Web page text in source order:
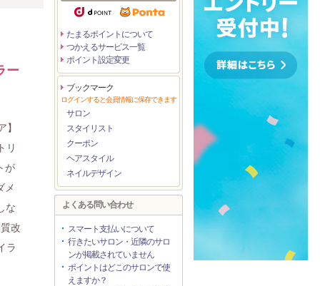
ー
リ
が
メ
な
改
ラ
たまるポイントについて
つかえるサービス一覧
ポイント設定変更
ブックマーク
ログインすると会員情報に保存できます
サロン
スタイリスト
クーポン
ヘアスタイル
ネイルデザイン
よくある問い合わせ
スマート支払いについて
行きたいサロン・近隣のサロ
ンが掲載されていません
ポイントはどこのサロンで使
えますか？